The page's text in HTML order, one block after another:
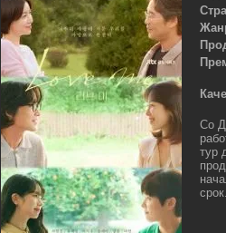
Со
тур